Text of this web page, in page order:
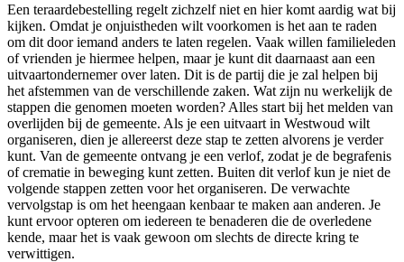
Een teraardebestelling regelt zichzelf niet en hier komt aardig wat bij
kijken. Omdat je onjuistheden wilt voorkomen is het aan te raden
om dit door iemand anders te laten regelen. Vaak willen familieleden
of vrienden je hiermee helpen, maar je kunt dit daarnaast aan een
uitvaartondernemer over laten. Dit is de partij die je zal helpen bij
het afstemmen van de verschillende zaken. Wat zijn nu werkelijk de
stappen die genomen moeten worden? Alles start bij het melden van
overlijden bij de gemeente. Als je een uitvaart in Westwoud wilt
organiseren, dien je allereerst deze stap te zetten alvorens je verder
kunt. Van de gemeente ontvang je een verlof, zodat je de begrafenis
of crematie in beweging kunt zetten. Buiten dit verlof kun je niet de
volgende stappen zetten voor het organiseren. De verwachte
vervolgstap is om het heengaan kenbaar te maken aan anderen. Je
kunt ervoor opteren om iedereen te benaderen die de overledene
kende, maar het is vaak gewoon om slechts de directe kring te
verwittigen.